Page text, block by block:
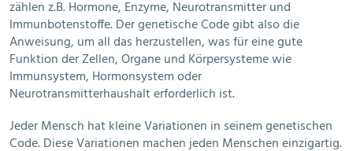
zählen z.B. Hormone, Enzyme, Neurotransmitter und
Immunbotenstoffe. Der genetische Code gibt also die
Anweisung, um all das herzustellen, was für eine gute
Funktion der Zellen, Organe und Körpersysteme wie
Immunsystem, Hormonsystem oder
Neurotransmitterhaushalt erforderlich ist.
Jeder Mensch hat kleine Variationen in seinem genetischen
Code. Diese Variationen machen jeden Menschen einzigartig.